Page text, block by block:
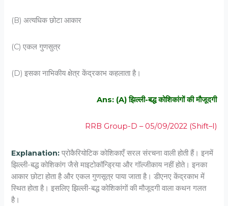
(B) अत्‍यधिक छोटा आकार
(C) एकल गुणसुत्र
(D) इसका नाभिकीय क्षेत्र केंद्रकाभ कहलाता है।
Ans: (A) झिल्‍ली-बद्ध कोशिकांगों की मौजूदगी
RRB Group-D – 05/09/2022 (Shift–I)
Explanation: प्रोकैरियोटिक कोशिकाएँ सरल संरचना वाली होती हैं। इनमें
झिल्ली-बद्ध कोशिकांग जैसे माइटोकॉन्ड्रिया और गॉल्जीकाय नहीं होते। इनका
आकार छोटा होता है और एकल गुणसूत्र पाया जाता है। डीएनए केंद्रकाभ में
स्थित होता है। इसलिए झिल्ली-बद्ध कोशिकांगों की मौजूदगी वाला कथन गलत
है।